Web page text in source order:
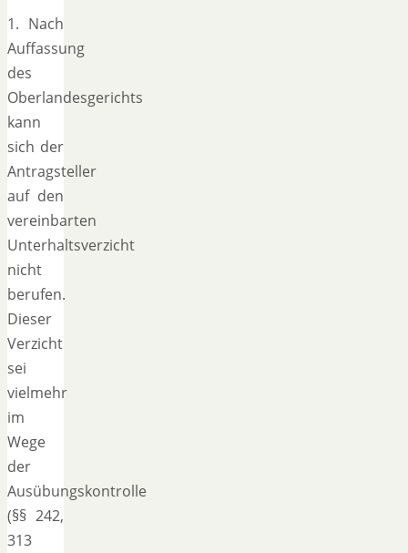
1. Nach
Auffassung
des
Oberlandesgerichts
kann
sich der
Antragsteller
auf den
vereinbarten
Unterhaltsverzicht
nicht
berufen.
Dieser
Verzicht
sei
vielmehr
im
Wege
der
Ausübungskontrolle
(§§ 242,
313